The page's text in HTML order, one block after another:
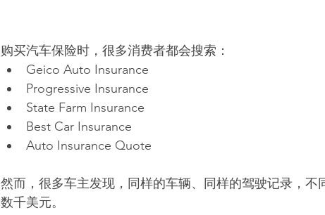
购买汽车保险时，很多消费者都会搜索：
Geico Auto Insurance
Progressive Insurance
State Farm Insurance
Best Car Insurance
Auto Insurance Quote
然而，很多车主发现，同样的车辆、同样的驾驶记录，不
数千美元。